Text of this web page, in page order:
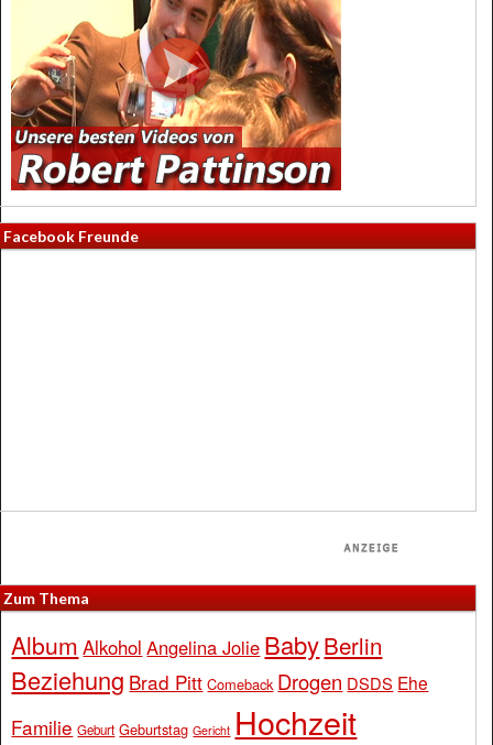
Facebook Freunde
Zum Thema
Album Alkohol Angelina Jolie BabyBerlin
Beziehung Brad Pitt Comeback Drogen DSDS Ehe
Familie Geburt Geburtstag Gericht Hochzeit